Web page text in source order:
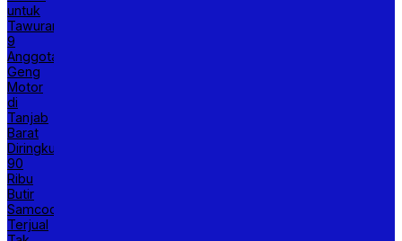
untuk
Tawuran,
9
Anggota
Geng
Motor
di
Tanjab
Barat
Diringkus
90
Ribu
Butir
Samcodin
Terjual